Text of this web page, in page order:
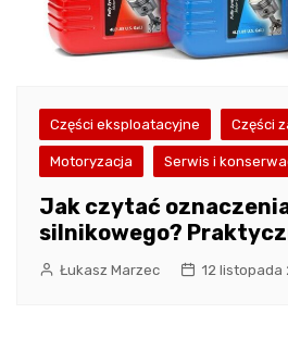
Części eksploatacyjne Części
Motoryzacja Serwis i
Jak czytać
silnikowego?
Łukasz Marzec 12 listopada